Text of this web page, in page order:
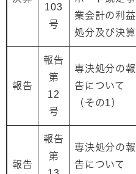
103
号
業会計の利益
処分及び決算
報告
報告
第
12
号
専決処分の報
告について
（その1）
報告
報告
第
専決処分の報
告について